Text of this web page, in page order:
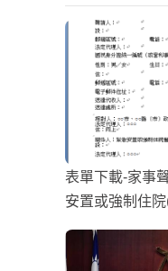
表單下載-家事
安置或強制住